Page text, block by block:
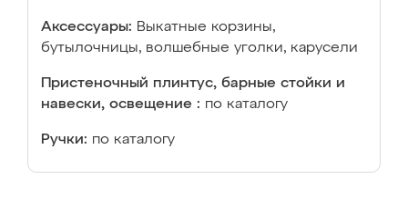
Аксессуары: Выкатные корзины,
бутылочницы, волшебные уголки, карусели
Пристеночный плинтус, барные стойки и
навески, освещение : по каталогу
Ручки: по каталогу